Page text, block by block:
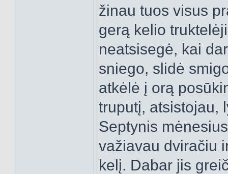
žinau tuos visus
gerą kelio
neatsisegė, kai
sniego, slidė
atkėlė į orą
truputį, atsistojau,
Septynis
važiavau dviračiu
kelį. Dabar jis